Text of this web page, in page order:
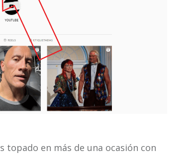
topado en más de una ocasión con